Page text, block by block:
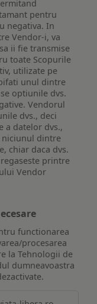
pentru
negativa. In
Vendor-i, va
ii fie transmise
toate Scopurile
utilizate pe
unul dintre
optiunile dvs.
Vendorul
dvs., deci
a datelor dvs.,
niciunul dintre
chiar daca dvs.
printre
Vendor
functionarea
procesarea
la Tehnologii de
dumneavoastra